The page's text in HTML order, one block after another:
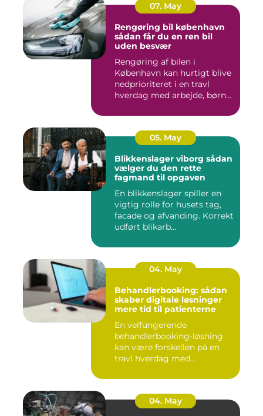
07. May
Rengøring bil københavn
sådan får du en ren bil
uden besvær
Rengøring af bilen i
København kan hurtigt blive
nedprioriteret i en travl
hverdag med arbejde, børn...
05. May
Blikkenslager viborg sådan
vælger du den rette
fagmand til opgaven
En blikkenslager spiller en
vigtig rolle for husets tag,
facade og afvanding. Korrekt
udført blikarb...
04. May
Behandlerbooking: sådan
skaber digitale løsninger
mere tid til patienterne
En velfungerende
behandlerbooking-løsning
kan være forskellen på en
travl hverdag med
04. May